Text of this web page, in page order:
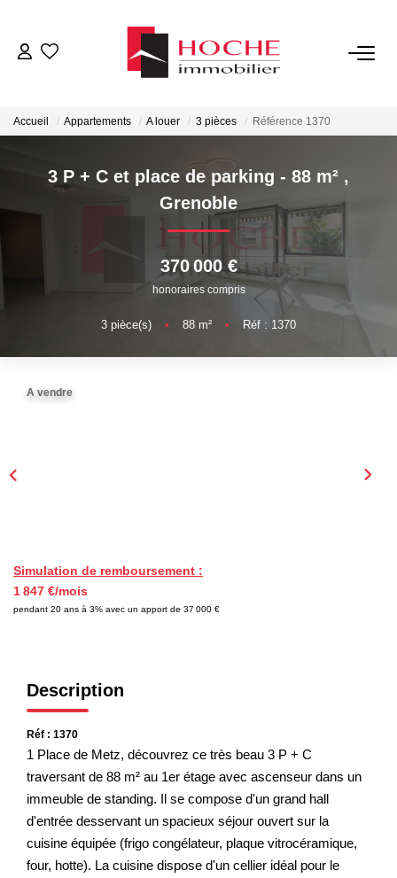
GESTION LOCATIVE
NOTRE AGENCE
CONTACT
Accueil Appartements A louer 3 pièces Référence 1370
3 P + C et place de parking - 88 m² ,
Grenoble
370 000 €
honoraires compris
3 pièce(s) • 88 m² • Réf : 1370
A vendre
Simulation de remboursement :
1 847 €/mois
pendant 20 ans à 3% avec un apport de 37 000 €
Description
Réf : 1370
1 Place de Metz, découvrez ce très beau 3 P + C
traversant de 88 m² au 1er étage avec ascenseur dans un
immeuble de standing. Il se compose d'un grand hall
d'entrée desservant un spacieux séjour ouvert sur la
cuisine équipée (frigo congélateur, plaque vitrocéramique,
four, hotte). La cuisine dispose d'un cellier idéal pour le